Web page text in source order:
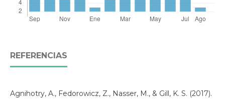
REFERENCIAS
Agnihotry, A., Fedorowicz, Z., Nasser, M., & Gill, K. S. (2017).